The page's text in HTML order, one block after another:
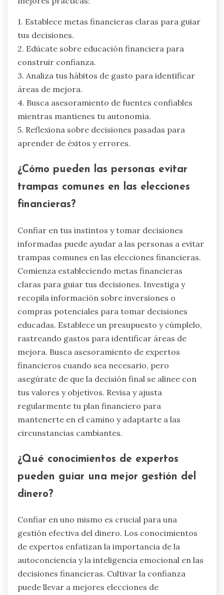
1. Establece metas financieras claras para guiar
tus decisiones.
2. Edúcate sobre educación financiera para
construir confianza.
3. Analiza tus hábitos de gasto para identificar
áreas de mejora.
4. Busca asesoramiento de fuentes confiables
mientras mantienes tu autonomía.
5. Reflexiona sobre decisiones pasadas para
aprender de éxitos y errores.
¿Cómo pueden las personas evitar
trampas comunes en las elecciones
financieras?
Confiar en tus instintos y tomar decisiones
informadas puede ayudar a las personas a evitar
trampas comunes en las elecciones financieras.
Comienza estableciendo metas financieras
claras para guiar tus decisiones. Investiga y
recopila información sobre inversiones o
compras potenciales para tomar decisiones
educadas. Establece un presupuesto y cúmplelo,
rastreando gastos para identificar áreas de
mejora. Busca asesoramiento de expertos
financieros cuando sea necesario, pero
asegúrate de que la decisión final se alinee con
tus valores y objetivos. Revisa y ajusta
regularmente tu plan financiero para
mantenerte en el camino y adaptarte a las
circunstancias cambiantes.
¿Qué conocimientos de expertos
pueden guiar una mejor gestión del
dinero?
Confiar en uno mismo es crucial para una
gestión efectiva del dinero. Los conocimientos
de expertos enfatizan la importancia de la
autoconciencia y la inteligencia emocional en las
decisiones financieras. Cultivar la confianza
puede llevar a mejores elecciones de